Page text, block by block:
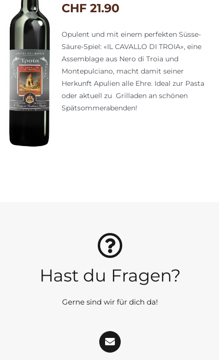
CHF 21.90
Opulent und mit einem perfekten Süsse-
Säure-Spiel: «IL CAVALLO DI TROIA», eine
Assemblage aus Nero di Troia und
Montepulciano, macht damit seiner
Herkunft Apulien alle Ehre. Ideal zur Pasta
oder aktuell zu Grilladen an schönen
Spätsommerabenden!
Hast du Fragen?
Gerne sind wir für dich da!